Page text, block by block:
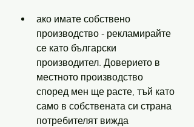
ако имате собствено
производство - рекламирайте
се като български
производител. Доверието в
местното производство
според мен ще расте, тъй като
само в собствената си страна
потребителят вижда